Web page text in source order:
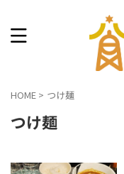
HOME > つけ麺
つけ麺